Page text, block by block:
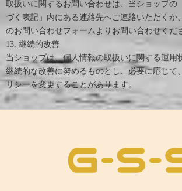
取扱いに関するお問い合わせは、当ショップの
づく表記」内にある連絡先へご連絡いただくか
のお問い合わせフォームよりお問い合わせくだ
13. 継続的改善
当ショップは、個人情報の取扱いに関する運用
継続的な改善に努めるものとし、必要に応じて
リシーを変更することがあります。